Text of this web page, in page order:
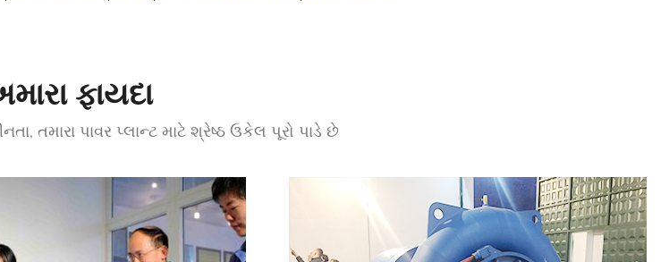
ફાયદા
તમારા પાવર પ્લાન્ટ માટે શ્રેષ્ઠ ઉકેલ પૂરો પાડે છે